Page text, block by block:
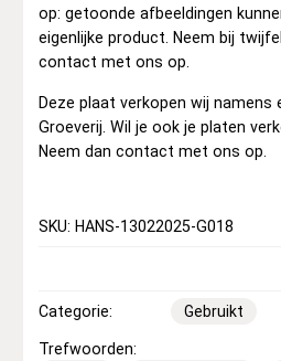
op: getoonde afbeeldingen
eigenlijke product. Neem bij
contact met ons op.
Deze plaat verkopen wij namens
Groeverij. Wil je ook je platen
Neem dan contact met ons op.
SKU: HANS-13022025-G018
Categorie: Gebruikt
Trefwoorden: